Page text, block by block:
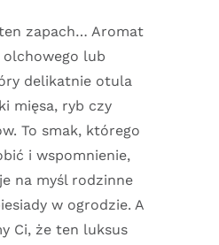
zapach… Aromat
lub
delikatnie otula
mięsa, ryb czy
To smak, którego
i wspomnienie,
na myśl rodzinne
w ogrodzie. A
Ci, że ten luksus